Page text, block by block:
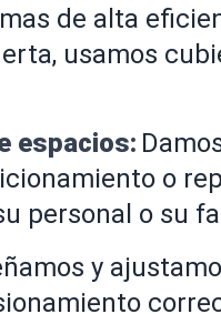
de alta
usamos
espacios:
o
personal o su
y